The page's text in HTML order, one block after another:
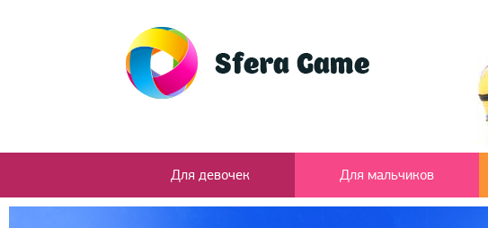
Для девочек Для мальчиков